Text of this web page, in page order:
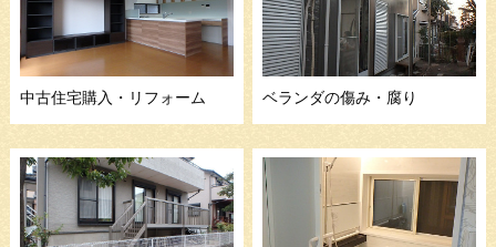
中古住宅購入・リフォーム ベランダの傷み・腐り